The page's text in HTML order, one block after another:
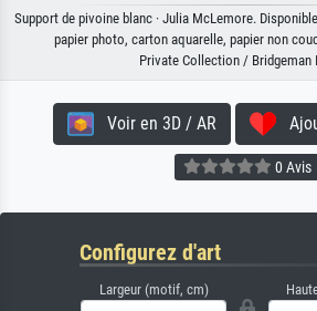
Support de pivoine blanc · Julia McLemore.
papier photo, carton aquarelle, papier non
Private Collection / Bridgeman
Voir en 3D / AR
0 Avis
Configurez d'art
Largeur (motif, cm)